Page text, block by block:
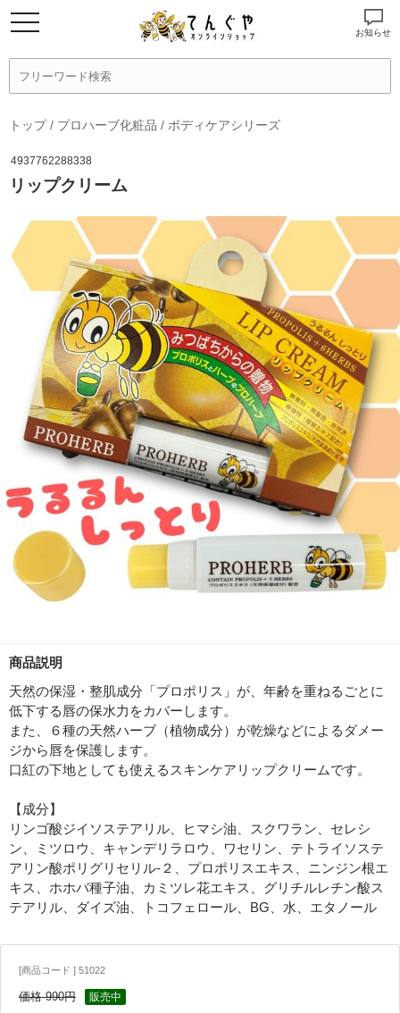
お知らせ
トップ/ プロハーブ化粧品 / ボディケアシリーズ
4937762288338
リップクリーム
商品説明
天然の保湿・整肌成分「プロポリス」が、年齢を重ねるごとに
低下する唇の保水力をカバーします。
また、６種の天然ハーブ（植物成分）が乾燥などによるダメー
ジから唇を保護します。
口紅の下地としても使えるスキンケアリップクリームです。
【成分】
リンゴ酸ジイソステアリル、ヒマシ油、スクワラン、セレシ
ン、ミツロウ、キャンデリラロウ、ワセリン、テトライソステ
アリン酸ポリグリセリル-２、プロポリスエキス、ニンジン根エ
キス、ホホバ種子油、カミツレ花エキス、グリチルレチン酸ス
テアリル、ダイズ油、トコフェロール、BG、水、エタノール
[商品コード ] 51022
価格 990円 販売中